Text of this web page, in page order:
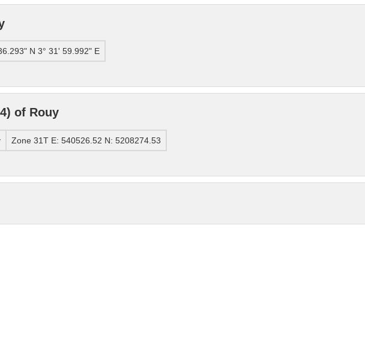
N 3° 31' 59.992" E
of Rouy
Zone 31T E: 540526.52 N: 5208274.53